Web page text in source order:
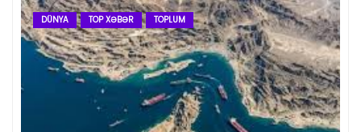
DÜNYA TOP XƏBƏR TOPLUM